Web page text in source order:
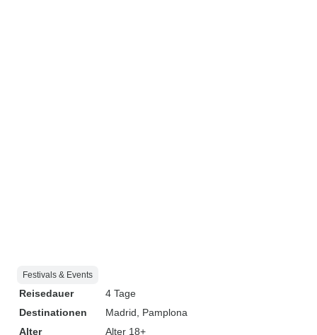
Festivals & Events
Reisedauer
4 Tage
Destinationen
Madrid , Pamplona
Alter
Alter 18+